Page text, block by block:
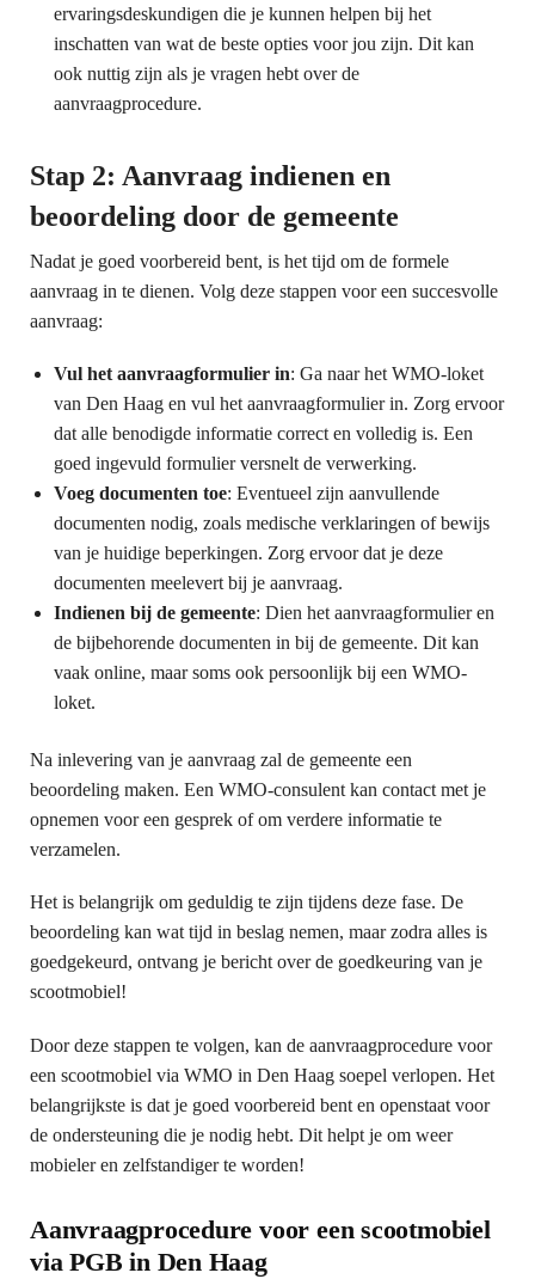
ervaringsdeskundigen die je kunnen helpen bij het
inschatten van wat de beste opties voor jou zijn. Dit kan
ook nuttig zijn als je vragen hebt over de
aanvraagprocedure.
Stap 2: Aanvraag indienen en
beoordeling door de gemeente
Nadat je goed voorbereid bent, is het tijd om de formele
aanvraag in te dienen. Volg deze stappen voor een succesvolle
aanvraag:
Vul het aanvraagformulier in: Ga naar het WMO-loket
van Den Haag en vul het aanvraagformulier in. Zorg ervoor
dat alle benodigde informatie correct en volledig is. Een
goed ingevuld formulier versnelt de verwerking.
Voeg documenten toe: Eventueel zijn aanvullende
documenten nodig, zoals medische verklaringen of bewijs
van je huidige beperkingen. Zorg ervoor dat je deze
documenten meelevert bij je aanvraag.
Indienen bij de gemeente: Dien het aanvraagformulier en
de bijbehorende documenten in bij de gemeente. Dit kan
vaak online, maar soms ook persoonlijk bij een WMO-
loket.
Na inlevering van je aanvraag zal de gemeente een
beoordeling maken. Een WMO-consulent kan contact met je
opnemen voor een gesprek of om verdere informatie te
verzamelen.
Het is belangrijk om geduldig te zijn tijdens deze fase. De
beoordeling kan wat tijd in beslag nemen, maar zodra alles is
goedgekeurd, ontvang je bericht over de goedkeuring van je
scootmobiel!
Door deze stappen te volgen, kan de aanvraagprocedure voor
een scootmobiel via WMO in Den Haag soepel verlopen. Het
belangrijkste is dat je goed voorbereid bent en openstaat voor
de ondersteuning die je nodig hebt. Dit helpt je om weer
mobieler en zelfstandiger te worden!
Aanvraagprocedure voor een scootmobiel
via PGB in Den Haag